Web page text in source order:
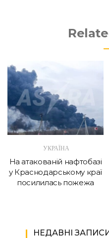
УКРАЇНА
На атакованій нафтобазі
у Краснодарському краї
посилилась пожежа
НЕДАВНІ